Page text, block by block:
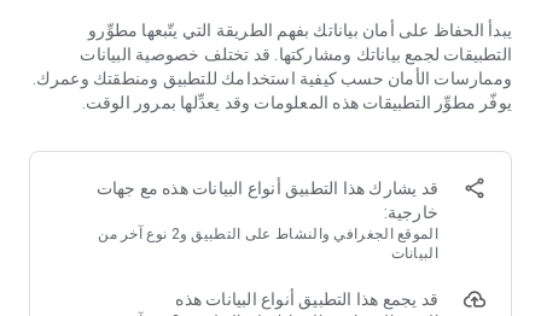
احم نفسك من الروابط الخبيثة باستخدامتبويبات كروم المخصصة
التي تحتوي على تقنيات تصفح جوجل الآمن واستفد من زمن التحميل
القصير.
امسح الصور دون إعطاء أي إذن للمساحة التخزينية على جهازك.
وشارك جهات الاتصال في صورة رمز استجابة سريع دون إذن لدفتر
العناوين!
مسح من الصور
باستخدام الكاميرا.
يبدأ الحفاظ على أمان بياناتك بفهم الطريقة التي يتّبعها مطوِّرو
التطبيقات لجمع بياناتك ومشاركتها. قد تختلف خصوصية البيانات
وممارسات الأمان حسب كيفية استخدامك للتطبيق ومنطقتك وعمرك.
يوفّر مطوِّر التطبيقات هذه المعلومات وقد يعدِّلها بمرور الوقت.
قد يشارك هذا التطبيق أنواع البيانات هذه مع جهات
خارجية:
الموقع الجغرافي والنشاط على التطبيق و2 نوع آخر من
البيانات
قد يجمع هذا التطبيق أنواع البيانات هذه